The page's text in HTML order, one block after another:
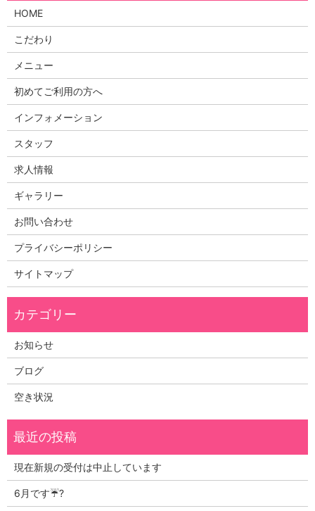
HOME
こだわり
メニュー
初めてご利用の方へ
インフォメーション
スタッフ
求人情報
ギャラリー
お問い合わせ
プライバシーポリシー
サイトマップ
お知らせ
ブログ
空き状況
現在新規の受付は中止しています
6月です☔?